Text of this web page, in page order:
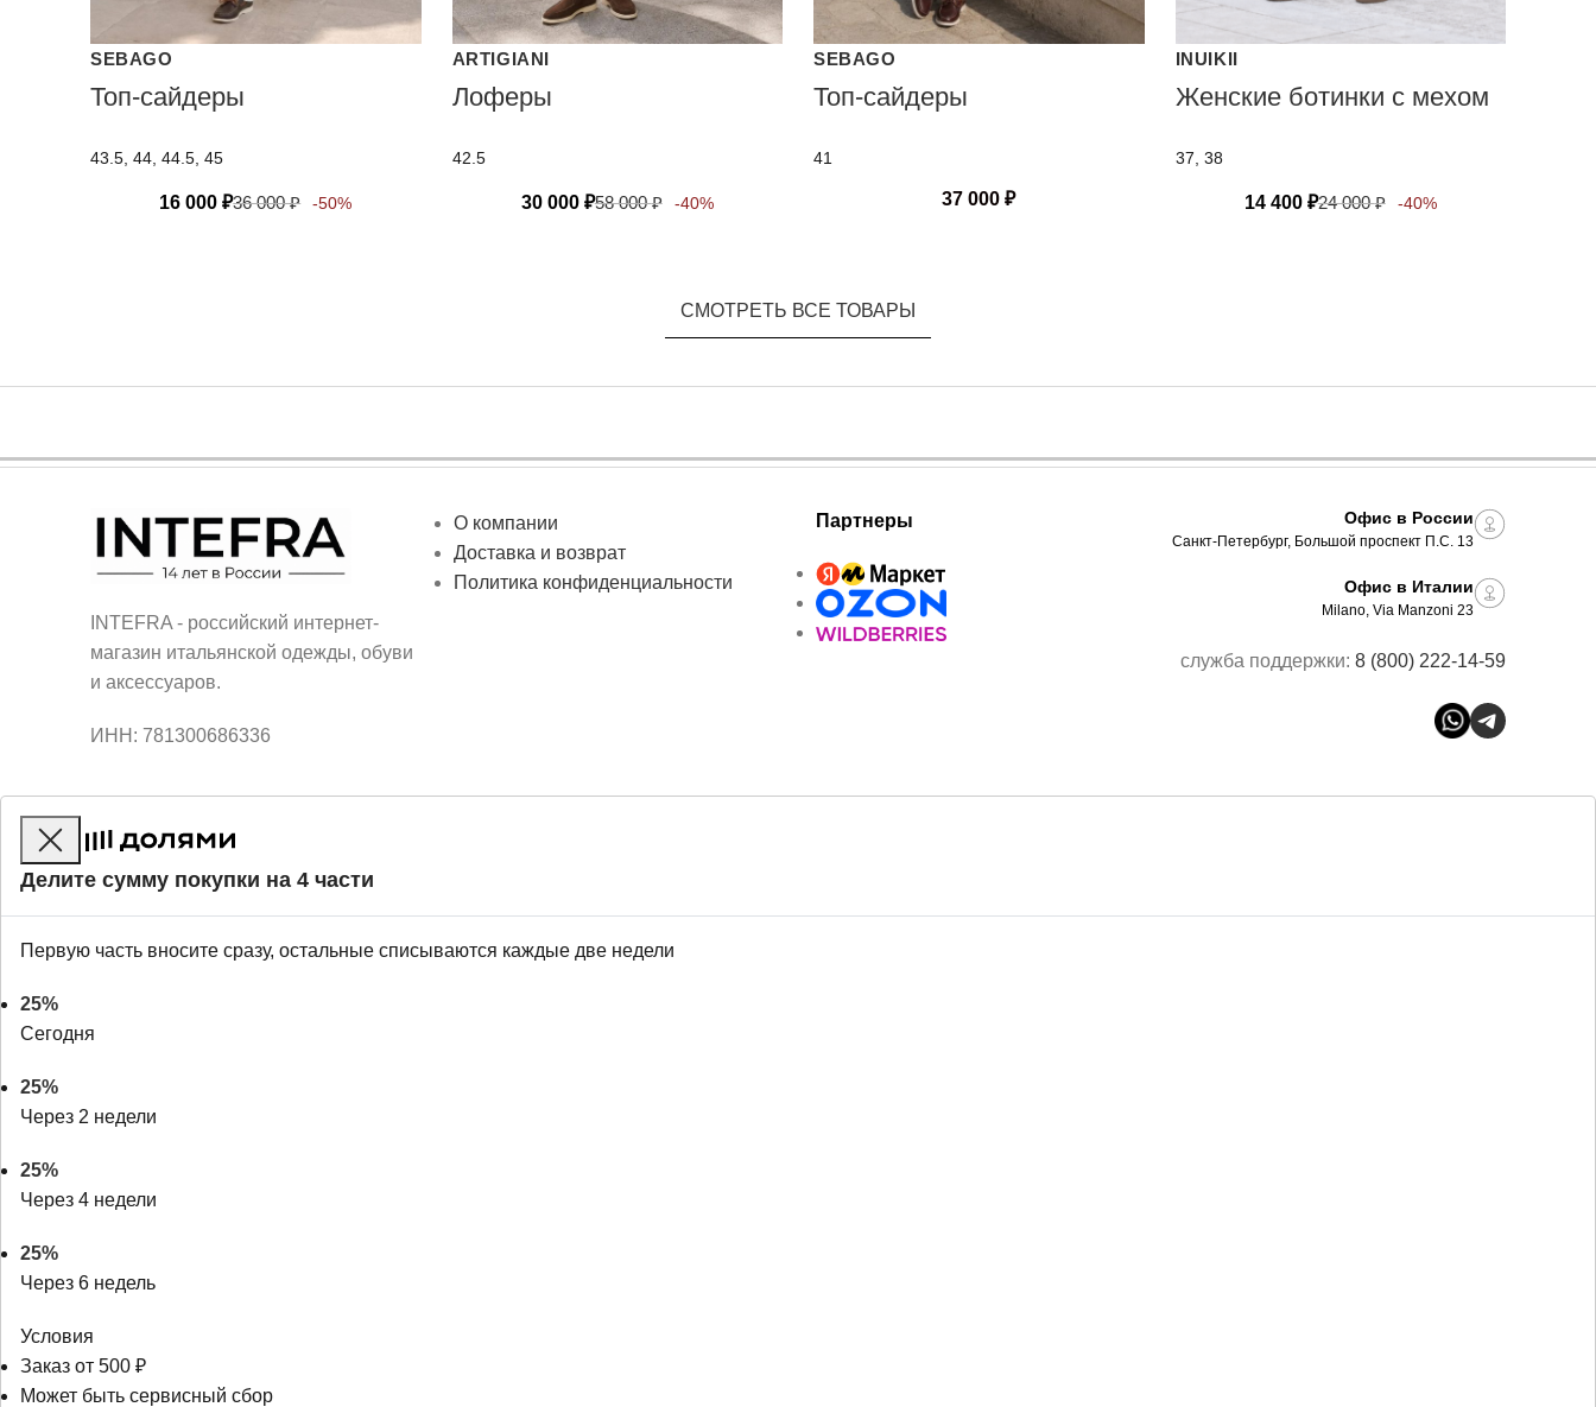
SEBAGO
Топ-сайдеры
43.5, 44, 44.5, 45
16 000₽36 000₽ -50%
ARTIGIANI
Лоферы
42.5
30 000 ₽58 000₽ -40%
SEBAGO
Топ-сайдеры
41
37 000₽
INUIKII
Женские ботинки с мехом
37, 38
14 400 ₽24 000₽ -40%
СМОТРЕТЬ ВСЕ ТОВАРЫ
INTEFRA - российский интернет-
магазин итальянской одежды, обуви
и аксессуаров.
ИНН: 781300686336
О компании
Доставка и возврат
Политика конфиденциальности
Партнеры Офис в России
Санкт-Петербург, Большой проспект П.С. 13
Офис в Италии
Milano, Via Manzoni 23
служба поддержки: 8 (800) 222-14-59
Делите сумму покупки на 4 части
Первую часть вносите сразу, остальные списываются каждые две недели
25%
Сегодня
25%
Через 2 недели
25%
Через 4 недели
25%
Через 6 недель
Условия
Заказ от 500 ₽
Может быть сервисный сбор